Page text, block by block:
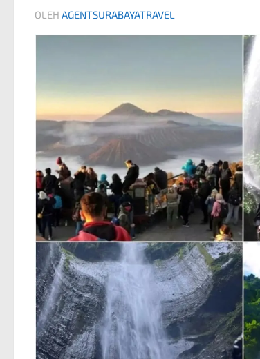
OLEH AGENTSURABAYATRAVEL